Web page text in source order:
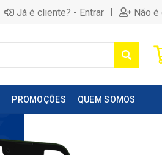
Já é cliente? - Entrar | Não é
PROMOÇÕES QUEM SOMOS